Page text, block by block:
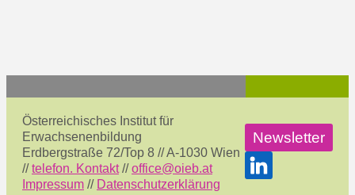
Österreichisches Institut für
Erwachsenenbildung
Erdbergstraße 72/Top 8 // A-1030 Wien
//telefon. Kontakt//office@oieb.at
Impressum // Datenschutzerklärung
Newsletter